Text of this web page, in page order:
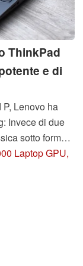
ThinkPad
e di
Lenovo ha
Invece di due
sotto forma
P15
Laptop GPU,